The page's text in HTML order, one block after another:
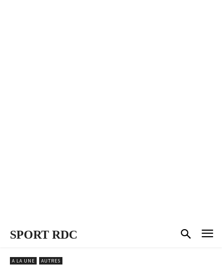
SPORT RDC
A LA UNE AUTRES